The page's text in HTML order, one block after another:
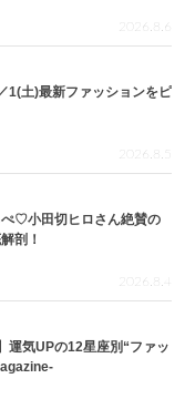
2026.8.6
1(土)最新ファッションをピ
2026.8.5
♡小田切ヒロさん絶賛の
剖！
2026.8.4
運気UPの12星座別“ファッ